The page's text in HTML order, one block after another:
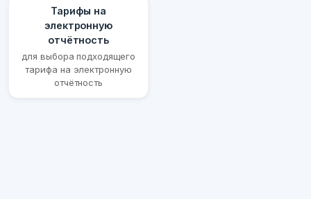
Тарифы на
электронную
отчётность
для выбора подходящего
тарифа на электронную
отчётность